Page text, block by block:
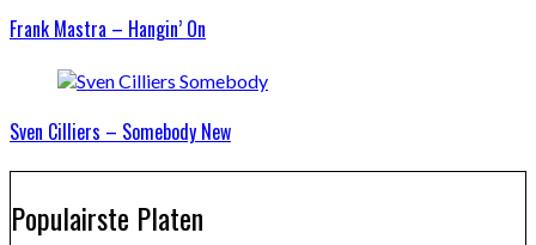
Frank Mastra – Hangin’ On
Sven Cilliers – Somebody New
Populairste Platen